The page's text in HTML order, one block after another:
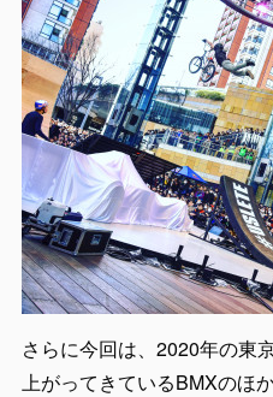
さらに今回は、2020年の東
上がってきているBMXのほ